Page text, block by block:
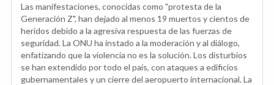
Las manifestaciones, conocidas como "protesta de la
Generación Z", han dejado al menos 19 muertos y cientos de
heridos debido a la agresiva respuesta de las fuerzas de
seguridad. La ONU ha instado a la moderación y al diálogo,
enfatizando que la violencia no es la solución. Los disturbios
se han extendido por todo el país, con ataques a edificios
gubernamentales y un cierre del aeropuerto internacional. La